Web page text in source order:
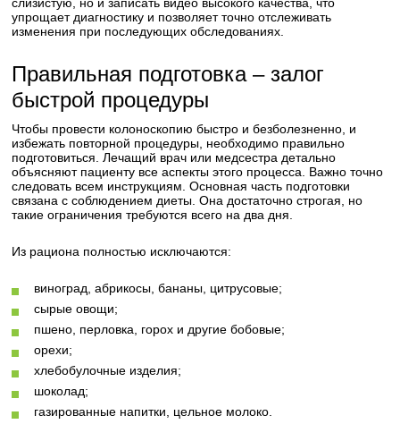
упрощает диагностику и позволяет точно отслеживать
изменения при последующих обследованиях.
Правильная подготовка – залог
быстрой процедуры
Чтобы провести колоноскопию быстро и безболезненно, и
избежать повторной процедуры, необходимо правильно
подготовиться. Лечащий врач или медсестра детально
объясняют пациенту все аспекты этого процесса. Важно точно
следовать всем инструкциям. Основная часть подготовки
связана с соблюдением диеты. Она достаточно строгая, но
такие ограничения требуются всего на два дня.
Из рациона полностью исключаются:
виноград, абрикосы, бананы, цитрусовые;
сырые овощи;
пшено, перловка, горох и другие бобовые;
орехи;
хлебобулочные изделия;
шоколад;
газированные напитки, цельное молоко.